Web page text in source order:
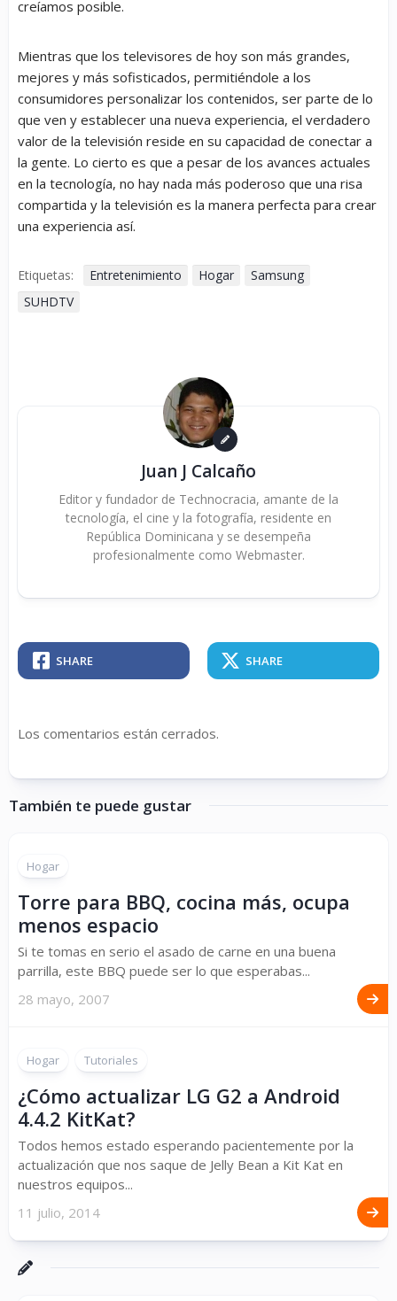
creíamos posible.
Mientras que los televisores de hoy son más grandes,
mejores y más sofisticados, permitiéndole a los
consumidores personalizar los contenidos, ser parte de lo
que ven y establecer una nueva experiencia, el verdadero
valor de la televisión reside en su capacidad de conectar a
la gente. Lo cierto es que a pesar de los avances actuales
en la tecnología, no hay nada más poderoso que una risa
compartida y la televisión es la manera perfecta para crear
una experiencia así.
Etiquetas: Entretenimiento Hogar
Samsung
SUHDTV
Juan J Calcaño
Editor y fundador de Technocracia, amante de la
tecnología, el cine y la fotografía, residente en
República Dominicana y se desempeña
profesionalmente como Webmaster.
SHARE SHARE
Los comentarios están cerrados.
También te puede gustar
Hogar
Torre para BBQ, cocina más, ocupa
menos espacio
Si te tomas en serio el asado de carne en una buena
parrilla, este BBQ puede ser lo que esperabas...
28 mayo, 2007
Hogar Tutoriales
¿Cómo actualizar LG G2 a Android
4.4.2 KitKat?
Todos hemos estado esperando pacientemente por la
actualización que nos saque de Jelly Bean a Kit Kat en
nuestros equipos...
11 julio, 2014